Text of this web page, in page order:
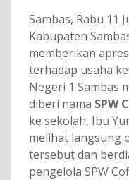
Sambas, Rabu 11
Kabupaten
memberikan
terhadap usaha
Negeri 1 Sambas
diberi nama SPW
ke sekolah, Ibu
melihat langsung
tersebut dan
pengelola SPW